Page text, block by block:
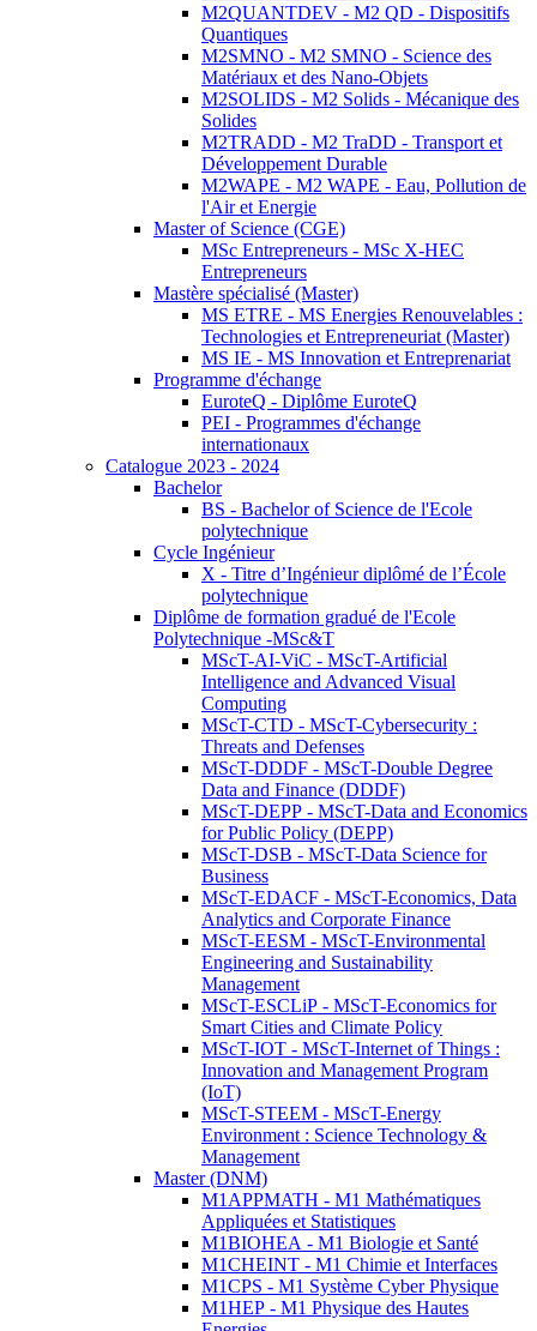
M2QUANTDEV - M2 QD - Dispositifs
Quantiques
M2SMNO - M2 SMNO - Science des
Matériaux et des Nano-Objets
M2SOLIDS - M2 Solids - Mécanique des
Solides
M2TRADD - M2 TraDD - Transport et
Développement Durable
M2WAPE - M2 WAPE - Eau, Pollution de
l'Air et Energie
Master of Science (CGE)
MSc Entrepreneurs - MSc X-HEC
Entrepreneurs
Mastère spécialisé (Master)
MS ETRE - MS Energies Renouvelables :
Technologies et Entrepreneuriat (Master)
MS IE - MS Innovation et Entreprenariat
Programme d'échange
EuroteQ - Diplôme EuroteQ
PEI - Programmes d'échange
internationaux
Catalogue 2023 - 2024
Bachelor
BS - Bachelor of Science de l'Ecole
polytechnique
Cycle Ingénieur
X - Titre d’Ingénieur diplômé de l’École
polytechnique
Diplôme de formation gradué de l'Ecole
Polytechnique -MSc&T
MScT-AI-ViC - MScT-Artificial
Intelligence and Advanced Visual
Computing
MScT-CTD - MScT-Cybersecurity :
Threats and Defenses
MScT-DDDF - MScT-Double Degree
Data and Finance (DDDF)
MScT-DEPP - MScT-Data and Economics
for Public Policy (DEPP)
MScT-DSB - MScT-Data Science for
Business
MScT-EDACF - MScT-Economics, Data
Analytics and Corporate Finance
MScT-EESM - MScT-Environmental
Engineering and Sustainability
Management
MScT-ESCLiP - MScT-Economics for
Smart Cities and Climate Policy
MScT-IOT - MScT-Internet of Things :
Innovation and Management Program
(IoT)
MScT-STEEM - MScT-Energy
Environment : Science Technology &
Management
Master (DNM)
M1APPMATH - M1 Mathématiques
Appliquées et Statistiques
M1BIOHEA - M1 Biologie et Santé
M1CHEINT - M1 Chimie et Interfaces
M1CPS - M1 Système Cyber Physique
M1HEP - M1 Physique des Hautes